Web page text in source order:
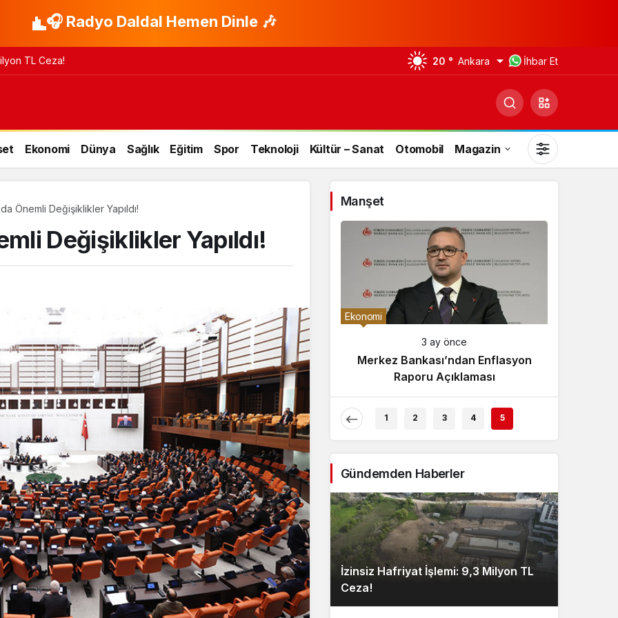
🎧 Radyo Daldal Hemen Dinle 🎶
TL Ceza! 20 ° Ankara İhbar Et
Ekonomi Dünya Sağlık Eğitim Spor Teknoloji Kültür – Sanat Otomobil Magazin
Gündüz Modu
Gündüz modunu seçin.
Gece Modu
Gece modunu seçin.
Sistem Modu
Sistem modunu seçin.
Önemli Değişiklikler Yapıldı!
Değişiklikler Yapıldı!
Manşet
Tartışması
3 ay önce
Çaykur Rizespor, Beşiktaş’ı
Ağırlıyor!
Ekonomi
3 ay önce
Merkez Bankası’ndan Enflasyon
Raporu Açıklaması
1 2 3 4 5
Gündemden Haberler
İzinsiz Hafriyat İşlemi: 9,3 Milyon TL
Ceza!